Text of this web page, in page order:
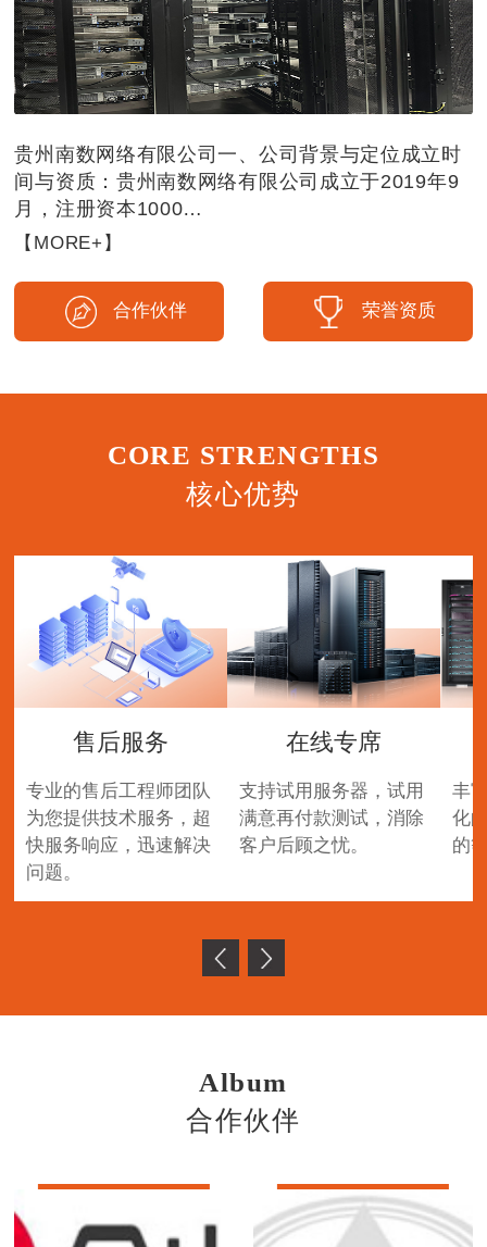
贵州南数网络有限公司一、‌公司背景与定位‌‌成立时
间与资质‌：贵州南数网络有限公司成立于2019年9
月，注册资本1000…
【MORE+】
合作伙伴 荣誉资质
CORE STRENGTHS
核心优势
售后服务
专业的售后工程师团队
为您提供技术服务，超
快服务响应，迅速解决
问题。
在线专席
支持试用服务器，试用
满意再付款测试，消除
客户后顾之忧。
丰
化
的
Album
合作伙伴